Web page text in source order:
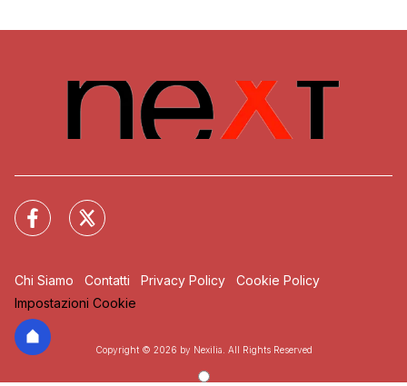
Chi Siamo Contatti Privacy Policy
Cookie Policy
Impostazioni Cookie
Copyright © 2026 by Nexilia. All Rights Reserved